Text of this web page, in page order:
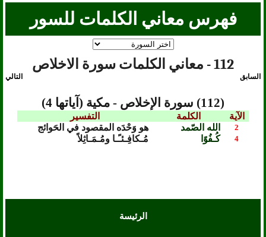
فهرس معاني الكلمات للسور
112 - معاني الكلمات سورة الاخلاص
التالي السابق
(112) سورة الإخلاص - مكية (آياتها 4)
الآية الكلمة التفسير
2 الله الصّمد هو وَحْدَه المقصود في الحَوائج
4 كُـفُوًا مُـكافِـئـًـا ومُـمَـاثِلاً
الرئيسة